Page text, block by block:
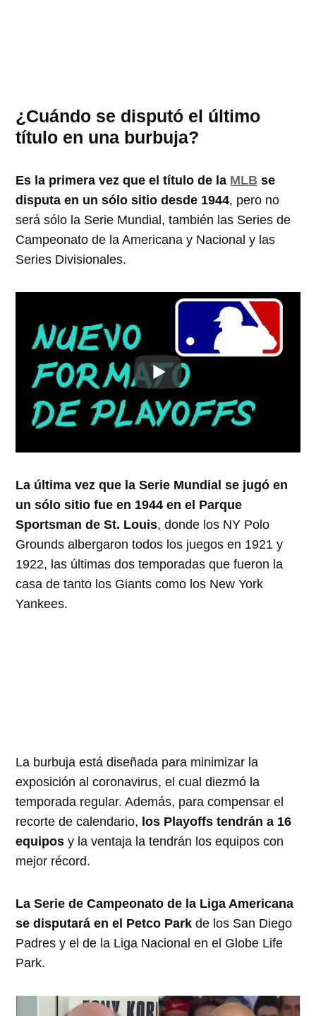
¿Cuándo se disputó el último
título en una burbuja?
Es la primera vez que el título de la MLB se
disputa en un sólo sitio desde 1944, pero no
será sólo la Serie Mundial, también las Series de
Campeonato de la Americana y Nacional y las
Series Divisionales.
La última vez que la Serie Mundial se jugó en
un sólo sitio fue en 1944 en el Parque
Sportsman de St. Louis, donde los NY Polo
Grounds albergaron todos los juegos en 1921 y
1922, las últimas dos temporadas que fueron la
casa de tanto los Giants como los New York
Yankees.
La burbuja está diseñada para minimizar la
exposición al coronavirus, el cual diezmó la
temporada regular. Además, para compensar el
recorte de calendario, los Playoffs tendrán a 16
equipos y la ventaja la tendrán los equipos con
mejor récord.
La Serie de Campeonato de la Liga Americana
se disputará en el Petco Park de los San Diego
Padres y el de la Liga Nacional en el Globe Life
Park.